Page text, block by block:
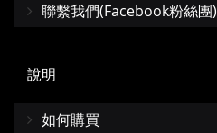
聯繫我們(Facebook粉絲團)
說明
如何購買